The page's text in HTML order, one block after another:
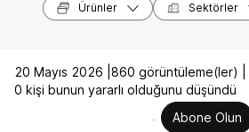
Ürünler Sektörler
20 Mayıs 2026 | 860 görüntüleme(ler) |
0 kişi bunun yararlı olduğunu düşündü
Abone Olun